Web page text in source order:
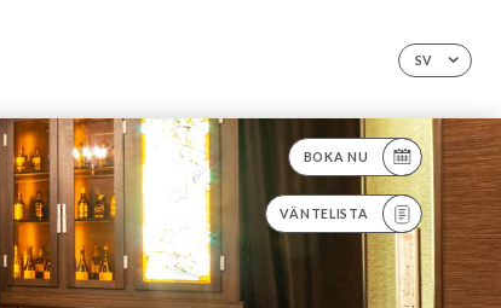
SV
BOKA NU
VÄNTELISTA